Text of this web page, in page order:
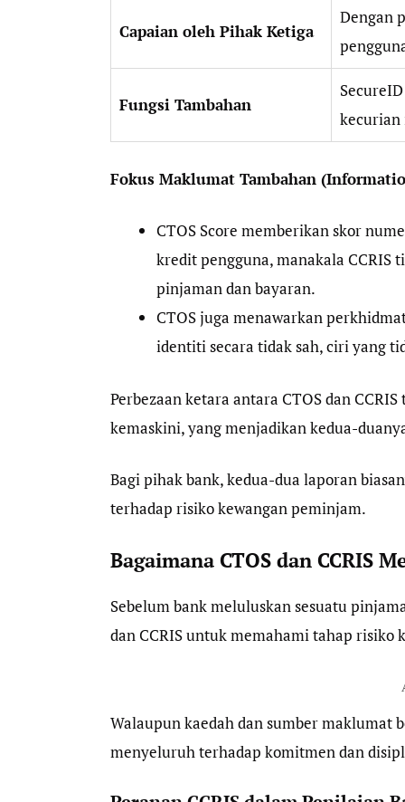
Capaian oleh Pihak Ketiga
Dengan
Fungsi Tambahan
Fokus Maklumat Tambahan
CTOS Score memberikan skor
kredit pengguna, manakala
pinjaman dan bayaran.
CTOS juga menawarkan
identiti secara tidak sah, ciri yang
Perbezaan ketara antara CTOS dan
kemaskini, yang menjadikan kedua-
Bagi pihak bank, kedua-dua laporan
terhadap risiko kewangan peminjam.
Bagaimana CTOS dan CCRIS
Sebelum bank meluluskan sesuatu
dan CCRIS untuk memahami tahap risiko
Walaupun kaedah dan sumber maklumat
menyeluruh terhadap komitmen dan